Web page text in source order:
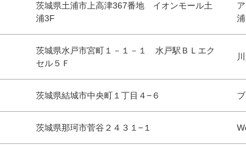
茨城県土浦市上高津367番地 イオンモール土
浦3F
茨城県水戸市宮町１－１－１ 水戸駅ＢＬエク
セル５Ｆ
茨城県結城市中央町１丁目４−６
茨城県那珂市菅谷２４３１−１